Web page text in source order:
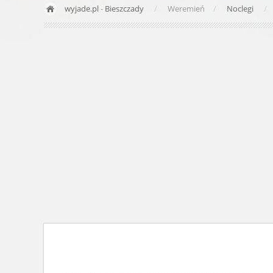
wyjade.pl- Bieszczady Weremień Noclegi